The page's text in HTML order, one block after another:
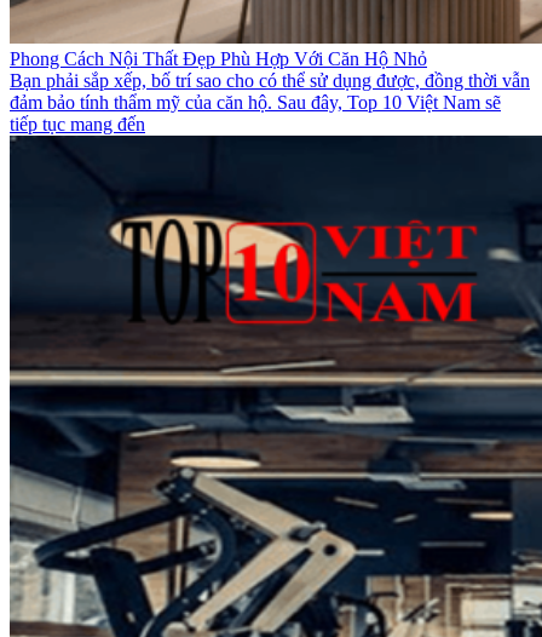
Phong Cách Nội Thất Đẹp Phù Hợp Với Căn Hộ Nhỏ
Bạn phải sắp xếp, bố trí sao cho có thể sử dụng được, đồng thời vẫn
đảm bảo tính thẩm mỹ của căn hộ. Sau đây, Top 10 Việt Nam sẽ
tiếp tục mang đến